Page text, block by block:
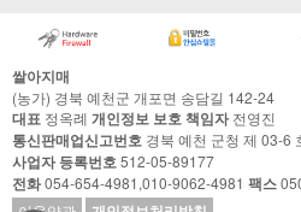
쌀아지매
(농가) 경북 예천군 개포면 송담길 142-24
대표 정옥례 개인정보 보호 책임자전영진
통신판매업신고번호 경북 예천 군청 제 03-6
사업자 등록번호512-05-89177
전화054-654-4981,010-9062-4981 팩스